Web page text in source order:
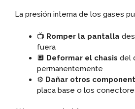
La presión interna de los gases
📺 Romper la pantalla
fuera
🔲 Deformar el chasis del
permanentemente
⚙️ Dañar otros
placa base o los